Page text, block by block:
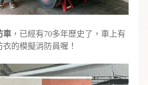
車 ，已經有70多年歷史了，車上有
的模擬消防員喔！